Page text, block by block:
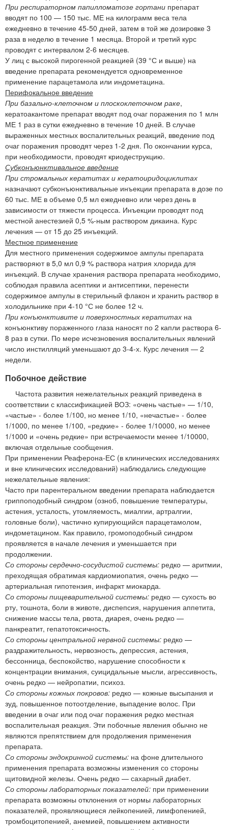
При респираторном папилломатозе гортани препарат
вводят по 100 — 150 тыс. МЕ на килограмм веса тела
ежедневно в течение 45-50 дней, затем в той же дозировке 3
раза в неделю в течение 1 месяца. Второй и третий курс
проводят с интервалом 2-6 месяцев.
У лиц с высокой пирогенной реакцией (39 °С и выше) на
введение препарата рекомендуется одновременное
применение парацетамола или индометацина.
Перифокальное введение
При базально-клеточном и плоскоклеточном раке,
кератоакантоме препарат вводят под очаг поражения по 1 млн
МЕ 1 раз в сутки ежедневно в течение 10 дней. В случае
выраженных местных воспалительных реакций, введение под
очаг поражения проводят через 1-2 дня. По окончании курса,
при необходимости, проводят криодеструкцию.
Субконъюнктивальное введение
При стромальных кератитах и кератоиридоциклитах
назначают субконъюнктивальные инъекции препарата в дозе по
60 тыс. МЕ в объеме 0,5 мл ежедневно или через день в
зависимости от тяжести процесса. Инъекции проводят под
местной анестезией 0,5 %-ным раствором дикаина. Курс
лечения — от 15 до 25 инъекций.
Местное применение
Для местного применения содержимое ампулы препарата
растворяют в 5,0 мл 0,9 % раствора натрия хлорида для
инъекций. В случае хранения раствора препарата необходимо,
соблюдая правила асептики и антисептики, перенести
содержимое ампулы в стерильный флакон и хранить раствор в
холодильнике при 4-10 °С не более 12 ч.
При конъюнктивите и поверхностных кератитах на
конъюнктиву пораженного глаза наносят по 2 капли раствора 6-
8 раз в сутки. По мере исчезновения воспалительных явлений
число инстилляций уменьшают до 3-4-х. Курс лечения — 2
недели.
Побочное действие
Частота развития нежелательных реакций приведена в
соответствии с классификацией ВОЗ: «очень частые» — 1/10,
«частые» - более 1/100, но менее 1/10, «нечастые» - более
1/1000, по менее 1/100, «редкие» - более 1/10000, но менее
1/1000 и «очень редкие» при встречаемости менее 1/10000,
включая отдельные сообщения.
При применении Реаферона-ЕС (в клинических исследованиях
и вне клинических исследований) наблюдались следующие
нежелательные явления:
Часто при парентеральном введении препарата наблюдается
гриппоподобный синдром (озноб, повышение температуры,
астения, усталость, утомляемость, миалгии, артралгии,
головные боли), частично купирующийся парацетамолом,
индометацином. Как правило, громоподобный синдром
проявляется в начале лечения и уменьшается при
продолжении.
Со стороны сердечно-сосудистой системы: редко — аритмии,
преходящая обратимая кардиомиопатия, очень редко —
артериальная гипотензия, инфаркт миокарда.
Со стороны пищеварительной системы: редко — сухость во
рту, тошнота, боли в животе, диспепсия, нарушения аппетита,
снижение массы тела, рвота, диарея, очень редко —
панкреатит, гепатотоксичность.
Со стороны центральной нервной системы: редко —
раздражительность, нервозность, депрессия, астения,
бессонница, беспокойство, нарушение способности к
концентрации внимания, суицидальные мысли, агрессивность,
очень редко — нейропатии, психоз.
Со стороны кожных покровов: редко — кожные высыпания и
зуд, повышенное потоотделение, выпадение волос. При
введении в очаг или под очаг поражения редко местная
воспалительная реакция. Эти побочные явления обычно не
являются препятствием для продолжения применения
препарата.
Со стороны эндокринной системы: на фоне длительного
применения препарата возможны изменения со стороны
щитовидной железы. Очень редко — сахарный диабет.
Со стороны лабораторных показателей: при применении
препарата возможны отклонения от нормы лабораторных
показателей, проявляющиеся лейкопенией, лимфопенией,
тромбоцитопенией, анемией, повышением активности